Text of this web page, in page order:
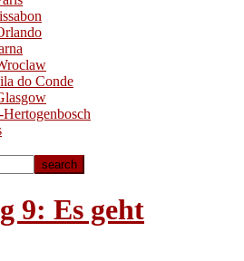
do Conde
9: Es geht